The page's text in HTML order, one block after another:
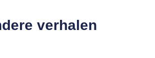
verhalen